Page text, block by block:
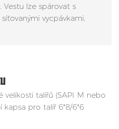
Vestu lze spárovat s
vycpávkami,
velikosti talířů (SAPI M nebo
kapsa pro talíř 6*8/6*6